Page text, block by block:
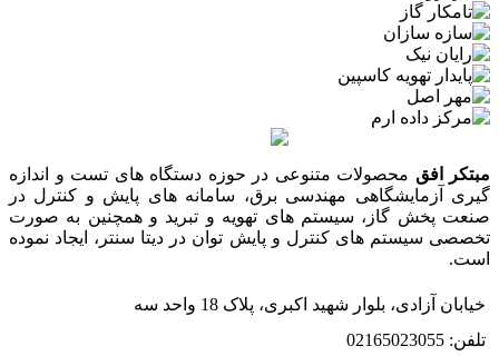
مبتکر افق محصولات متنوعی در حوزه دستگاه های تست و اندازه
گیری آزمایشگاهی مهندسی برق، سامانه های پایش و کنترل در
صنعت پخش گاز، سیستم های تهویه و تبرید و همچنین به صورت
تخصصی سیستم های کنترل و پایش توان در دیتا سنتر، ایجاد نموده
است.
خیابان آزادی، بلوار شهید اکبری، پلاک 18 واحد سه
تلفن: 02165023055